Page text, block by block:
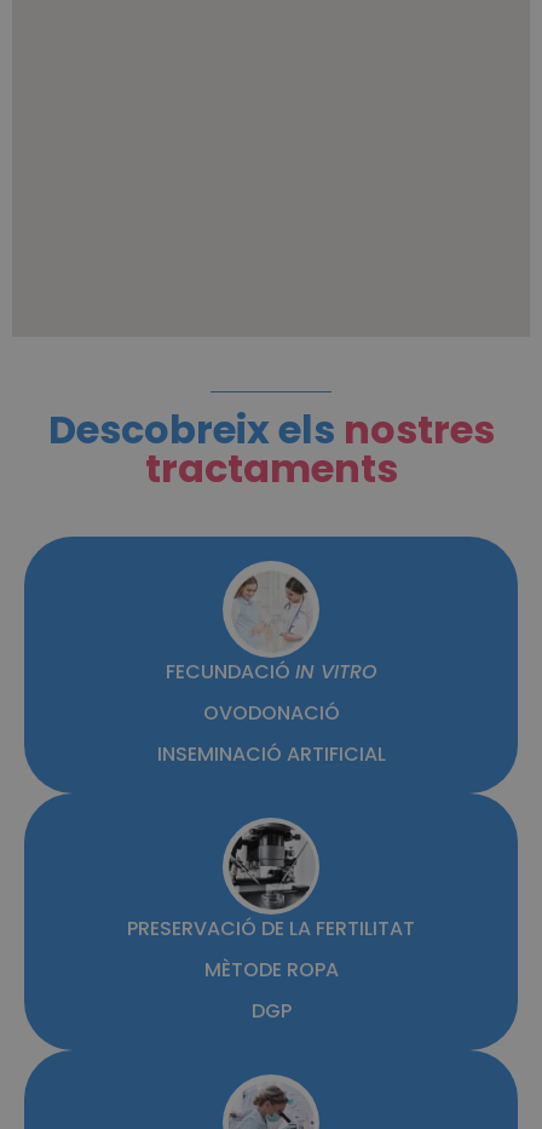
Descobreix els nostres
tractaments
FECUNDACIÓ IN VITRO
OVODONACIÓ
INSEMINACIÓ ARTIFICIAL
PRESERVACIÓ DE LA FERTILITAT
MÈTODE ROPA
DGP